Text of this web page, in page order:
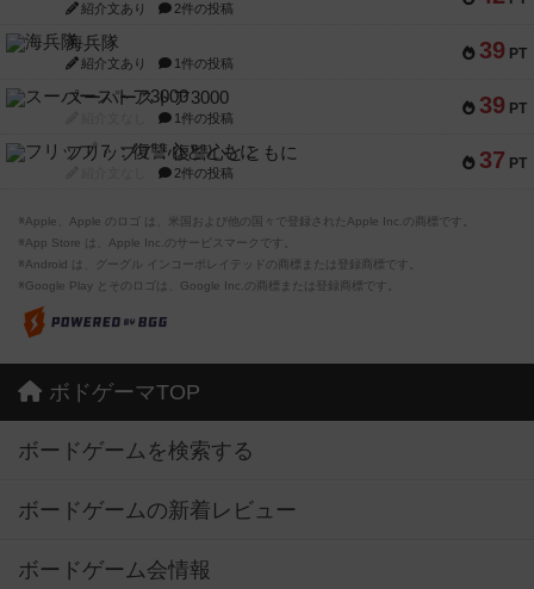
紹介文あり 2件の投稿
39 PT
海兵隊
紹介文あり 1件の投稿
39 PT
スーパーストア3000
1件の投稿
37 PT
フリップ７：復讐心とともに
2件の投稿
※Apple、Apple のロゴ は、米国および他の国々で登録されたApple Inc.の商標です。
※App Store は、Apple Inc.のサービスマークです。
※Android は、グーグル インコーポレイテッドの商標または登録商標です。
※Google Play とそのロゴは、Google Inc.の商標または登録商標です。
ボドゲーマTOP
ボードゲームを検索する
ボードゲームの新着レビュー
ボードゲーム会情報